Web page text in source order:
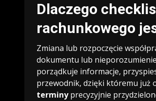
Dlaczego
rachunkowego
Zmiana lub rozpoczęcie
dokumentu lub
porządkuje informacje,
przewodnik, dzięki któremu już
terminyprecyzyjnie